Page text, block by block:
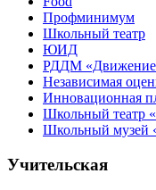
Профминимум
Школьный театр
ЮИД
РДДМ «Движение
Независимая
Инновационная
Школьный театр
Школьный музей
Учительская